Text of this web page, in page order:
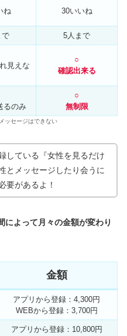
ね 30いいね
で 5人まで
見えな
○
確認出来る
るのみ
○
無制限
ッセージはできない
している『女性を見るだけ
とメッセージしたり会うに
要があるよ！
によって月々の金額が変わり
金額
アプリから登録：4,300円
WEBから登録：3,700円
アプリから登録：10,800円